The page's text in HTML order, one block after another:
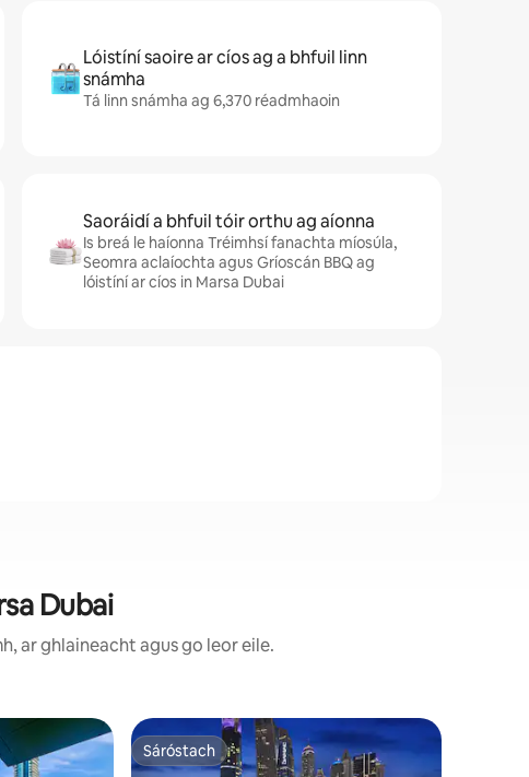
Lóistíní saoire ar cíos ag a bhfuil linn
snámha
Tá linn snámha ag 6,370 réadmhaoin
Saoráidí a bhfuil tóir orthu ag aíonna
Is breá le haíonna Tréimhsí fanachta míosúla,
Seomra aclaíochta agus Gríoscán BBQ ag
lóistíní ar cíos in Marsa Dubai
Dubai
ar ghlaineacht agus go leor eile.
Sáróstach
Sáróstach